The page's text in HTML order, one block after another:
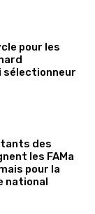
pour les
sélectionneur
des
les FAMa
pour la
national